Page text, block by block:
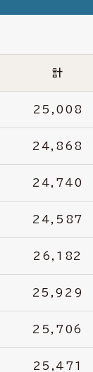
計
25,008
24,868
24,740
24,587
26,182
25,929
25,706
25,471